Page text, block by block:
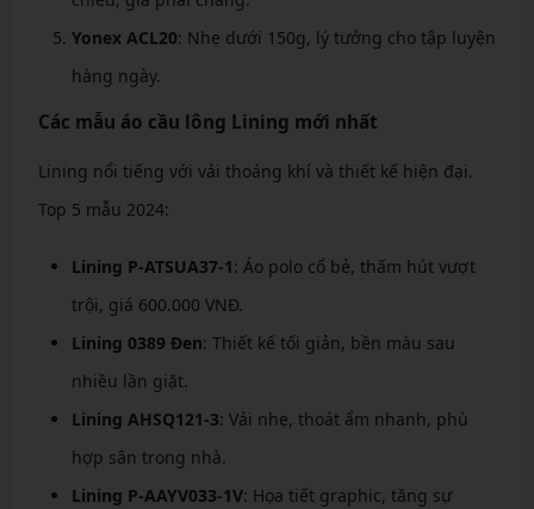
Yonex ACL20: Nhẹ dưới 150g, lý tưởng cho tập luyện
hàng ngày.
Các mẫu áo cầu lông Lining mới nhất
Lining nổi tiếng với vải thoáng khí và thiết kế hiện đại.
Top 5 mẫu 2024:
Lining P-ATSUA37-1: Áo polo cổ bẻ, thấm hút vượt
trội, giá 600.000 VNĐ.
Lining 0389 Đen: Thiết kế tối giản, bền màu sau
nhiều lần giặt.
Lining AHSQ121-3: Vải nhẹ, thoát ẩm nhanh, phù
hợp sân trong nhà.
Lining P-AAYV033-1V: Họa tiết graphic, tăng sự